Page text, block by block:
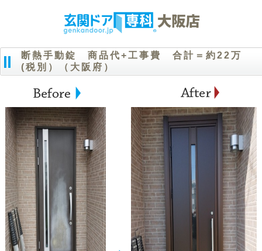
断熱手動錠 商品代+工事費 合計＝約22万
(税別）（大阪府）